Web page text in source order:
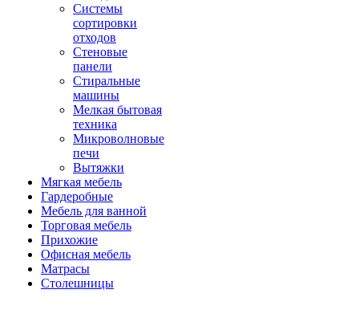
Системы
сортировки
отходов
Стеновые
панели
Стиральные
машины
Мелкая бытовая
техника
Микроволновые
печи
Вытяжки
Мягкая мебель
Гардеробные
Мебель для ванной
Торговая мебель
Прихожие
Офисная мебель
Матрасы
Столешницы